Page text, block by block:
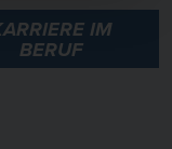
IM
BERUF